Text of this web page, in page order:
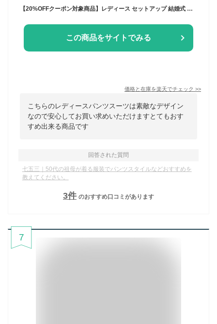
この商品をサイトでみる
価格と在庫を楽天でチェック >>
こちらのレディースパンツスーツは素敵なデザイン
なので安心してお買い求めいただけますとてもおす
すめ出来る商品です
回答された質問
七五三｜50代の祖母が着る服装でパンツスタイルなどおすすめを
教えてください。
3件 のおすすめ口コミがあります
7